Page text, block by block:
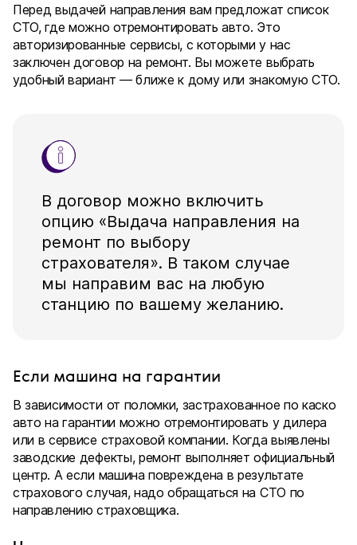
Перед выдачей направления вам предложат список
СТО, где можно отремонтировать авто. Это
авторизированные сервисы, с которыми у нас
заключен договор на ремонт. Вы можете выбрать
удобный вариант — ближе к дому или знакомую СТО.
В договор можно включить
опцию «Выдача направления на
ремонт по выбору
страхователя». В таком случае
мы направим вас на любую
станцию по вашему желанию.
Если машина на гарантии
В зависимости от поломки, застрахованное по каско
авто на гарантии можно отремонтировать у дилера
или в сервисе страховой компании. Когда выявлены
заводские дефекты, ремонт выполняет официальный
центр. А если машина повреждена в результате
страхового случая, надо обращаться на СТО по
направлению страховщика.